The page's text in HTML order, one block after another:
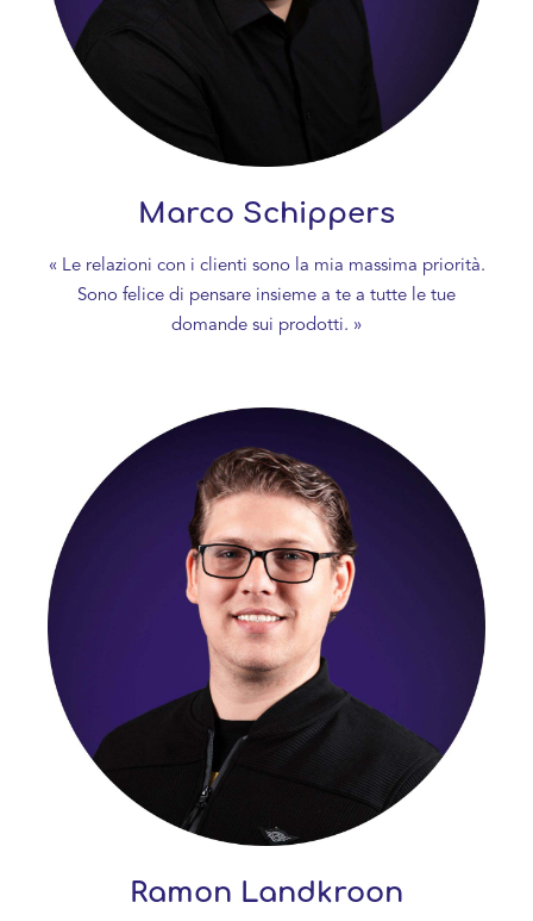
Marco Schippers
« Le relazioni con i clienti sono la mia massima priorità.
Sono felice di pensare insieme a te a tutte le tue
domande sui prodotti. »
Ramon Landkroon